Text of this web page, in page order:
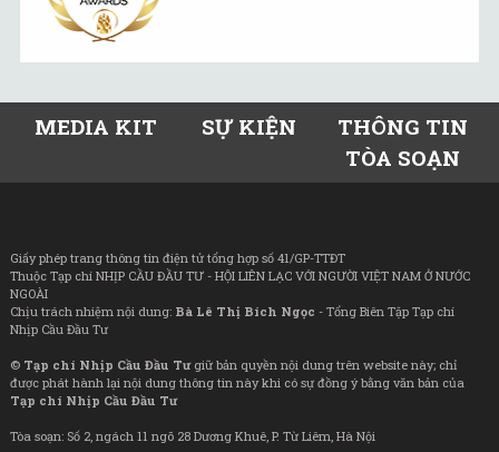
MEDIA KIT SỰ KIỆN
THÔNG TIN
TÒA SOẠN
Giấy phép trang thông tin điện tử tổng hợp số 41/GP-TTĐT
Thuộc Tạp chí NHỊP CẦU ĐẦU TƯ - HỘI LIÊN LẠC VỚI NGƯỜI VIỆT NAM Ở NƯỚC
NGOÀI
Chịu trách nhiệm nội dung: Bà Lê Thị Bích Ngọc - Tổng Biên Tập Tạp chí
Nhịp Cầu Đầu Tư
© Tạp chí Nhịp Cầu Đầu Tưgiữ bản quyền nội dung trên website này; chỉ
được phát hành lại nội dung thông tin này khi có sự đồng ý bằng văn bản của
Tạp chí Nhịp Cầu Đầu Tư
Tòa soạn: Số 2, ngách 11 ngõ 28 Dương Khuê, P. Từ Liêm, Hà Nội